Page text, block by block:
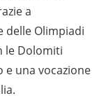
a
delle Olimpiadi
le Dolomiti
e una vocazione